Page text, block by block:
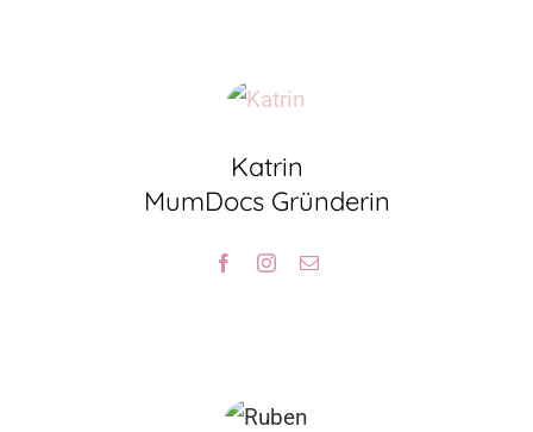
Katrin
MumDocs Gründerin